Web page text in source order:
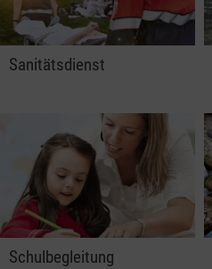
Sanitätsdienst
Schulbegleitung